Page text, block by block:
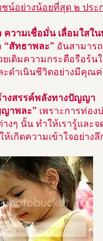
น์อย่างน้อยที่สุด ๒ ประ
ความเชื่อมั่น เลื่อมใสใ
“สัทธาพละ” อันสามาร
เติมความกระตือรือร้น
ะดำเนินชีวิตอย่างมีคุณ
างสรรค์พลังทางปัญญา
าพละ” เพราะการท่อ
ๆ นั้น ทำให้เรารู้และ
เกิดความเข้าใจอย่างลึ